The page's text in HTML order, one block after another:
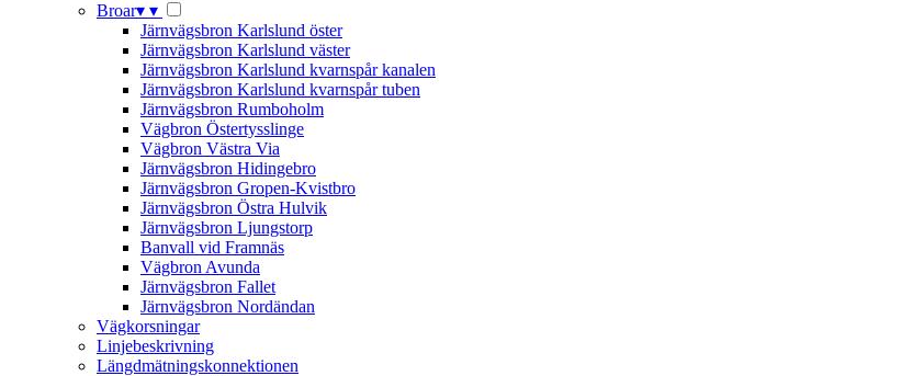
Broar▾ ▾
Järnvägsbron Karlslund öster
Järnvägsbron Karlslund väster
Järnvägsbron Karlslund kvarnspår kanalen
Järnvägsbron Karlslund kvarnspår tuben
Järnvägsbron Rumboholm
Vägbron Östertysslinge
Vägbron Västra Via
Järnvägsbron Hidingebro
Järnvägsbron Gropen-Kvistbro
Järnvägsbron Östra Hulvik
Järnvägsbron Ljungstorp
Banvall vid Framnäs
Vägbron Avunda
Järnvägsbron Fallet
Järnvägsbron Nordändan
Vägkorsningar
Linjebeskrivning
Längdmätningskonnektionen